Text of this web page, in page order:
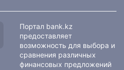
Портал bank.kz
предоставляет
возможность для выбора и
сравнения различных
финансовых предложений